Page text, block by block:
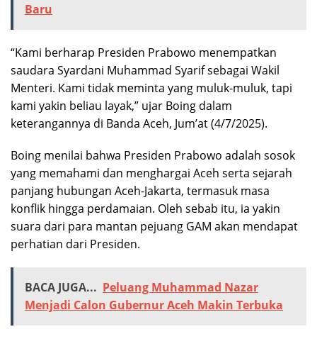
Baru
“Kami berharap Presiden Prabowo menempatkan
saudara Syardani Muhammad Syarif sebagai Wakil
Menteri. Kami tidak meminta yang muluk-muluk, tapi
kami yakin beliau layak,” ujar Boing dalam
keterangannya di Banda Aceh, Jum’at (4/7/2025).
Boing menilai bahwa Presiden Prabowo adalah sosok
yang memahami dan menghargai Aceh serta sejarah
panjang hubungan Aceh-Jakarta, termasuk masa
konflik hingga perdamaian. Oleh sebab itu, ia yakin
suara dari para mantan pejuang GAM akan mendapat
perhatian dari Presiden.
BACA JUGA... Peluang Muhammad Nazar
Menjadi Calon Gubernur Aceh Makin Terbuka